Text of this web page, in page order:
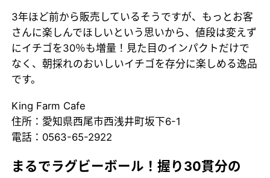
3年ほど前から販売しているそうですが、もっとお客
さんに楽しんでほしいという思いから、値段は変えず
にイチゴを30％も増量！見た目のインパクトだけで
なく、朝採れのおいしいイチゴを存分に楽しめる逸品
です。
King Farm Cafe
住所：愛知県西尾市西浅井町坂下6-1
電話：0563-65-2922
まるでラグビーボール！握り30貫分の